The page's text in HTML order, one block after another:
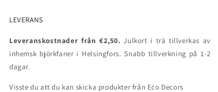
LEVERANS
Leveranskostnader från €2,50. Julkort i trä tillverkas av
inhemsk björkfaner i Helsingfors. Snabb tillverkning på 1-2
dagar.
Visste du att du kan skicka produkter från Eco Decors